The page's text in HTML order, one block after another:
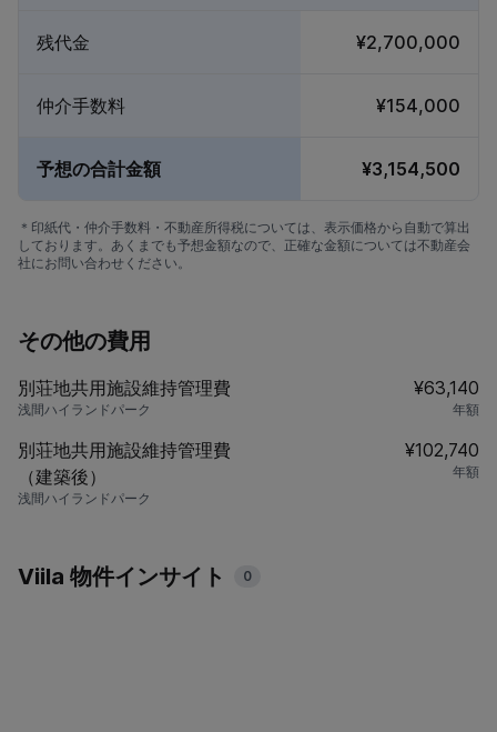
残代金 ¥2,700,000
仲介手数料 ¥154,000
予想の合計金額 ¥3,154,500
＊印紙代・仲介手数料・不動産所得税については、表示価格から自動で算出
しております。あくまでも予想金額なので、正確な金額については不動産会
社にお問い合わせください。
その他の費用
別荘地共用施設維持管理費
浅間ハイランドパーク
¥63,140
年額
別荘地共用施設維持管理費
（建築後）
浅間ハイランドパーク
¥102,740
年額
Viila 物件インサイト 0